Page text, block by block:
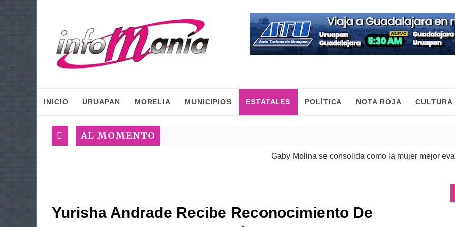
INICIO URUAPAN MORELIA MUNICIPIOS ESTATALES POLÍTICA NOTA ROJA CULTURA
AL MOMENTO
Gaby Molina se consolida como la mujer mejor evaluada de
Yurisha Andrade Recibe Reconocimiento De